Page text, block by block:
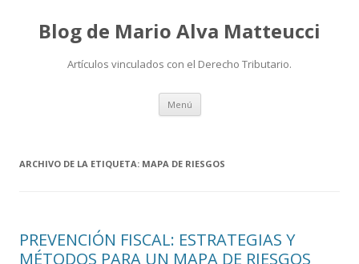
Blog de Mario Alva Matteucci
Artículos vinculados con el Derecho Tributario.
Menú Ir
contenido
ARCHIVO DE LA ETIQUETA: MAPA DE RIESGOS
PREVENCIÓN FISCAL: ESTRATEGIAS Y
MÉTODOS PARA UN MAPA DE RIESGOS